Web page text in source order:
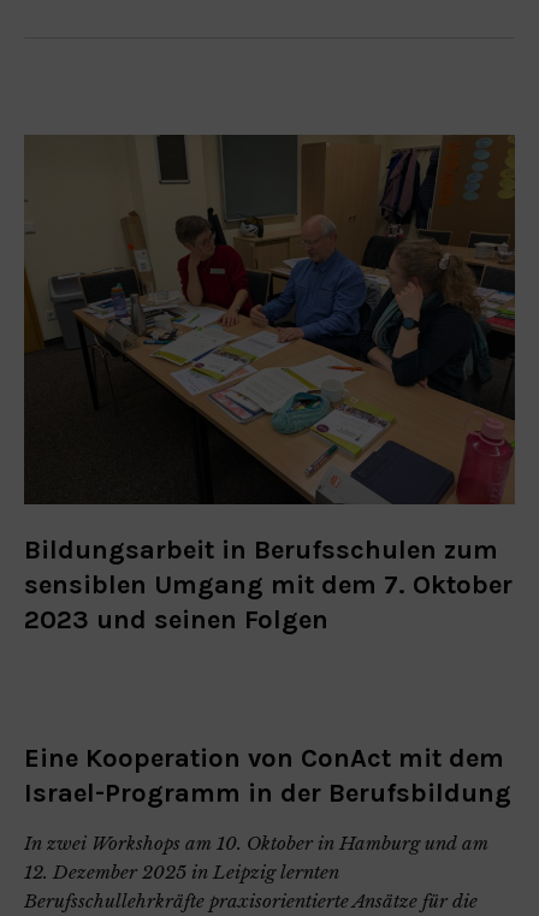
Bildungsarbeit in Berufsschulen zum
sensiblen Umgang mit dem 7. Oktober
2023 und seinen Folgen
Eine Kooperation von ConAct mit dem
Israel-Programm in der Berufsbildung
In zwei Workshops am 10. Oktober in Hamburg und am
12. Dezember 2025 in Leipzig lernten
Berufsschullehrkräfte praxisorientierte Ansätze für die